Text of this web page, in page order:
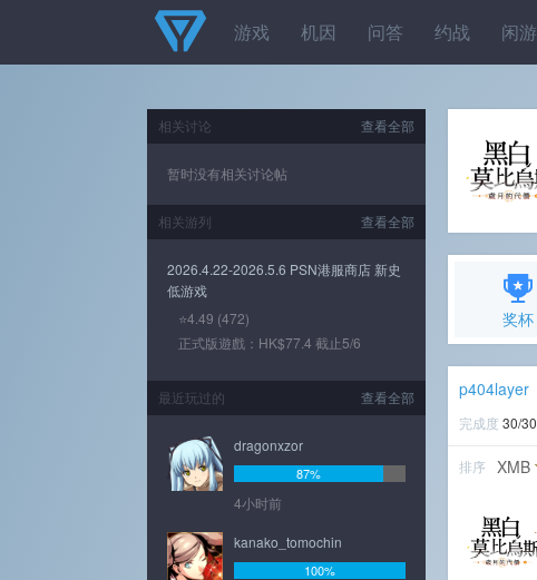
游戏 机因 问答 约战 闲游
奖杯
p404layer
完成度 30/30
排序 XMB
查看全部
相关讨论
暂时没有相关讨论帖
查看全部
相关游列
2026.4.22-2026.5.6 PSN港服商店 新史
低游戏
⭐4.49 (472)
正式版遊戲：HK$77.4 截止5/6
查看全部
最近玩过的
dragonxzor
87%
4小时前
kanako_tomochin
100%